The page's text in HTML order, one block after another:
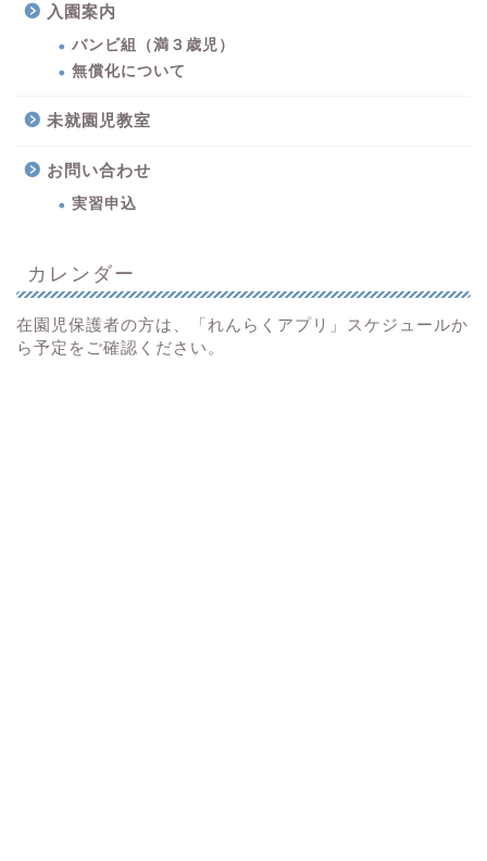
入園案内
バンビ組（満３歳児）
無償化について
未就園児教室
お問い合わせ
実習申込
カレンダー
在園児保護者の方は、「れんらくアプリ」スケジュールか
ら予定をご確認ください。